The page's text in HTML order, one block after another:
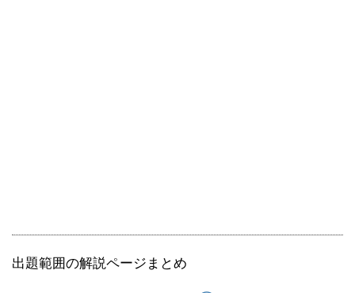
出題範囲の解説ページまとめ